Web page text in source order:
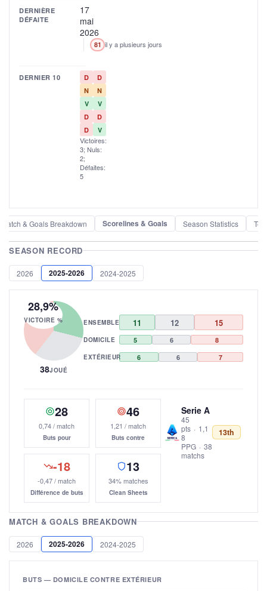
DERNIÈRE
DÉFAITE
17
mai
2026
81 il y a plusieurs jours
DERNIER 10 D
D
N
N
V
V
D
D
D
V
Victoires:
3; Nuls:
2;
Défaites:
5
Match & Goals Breakdown Scorelines & Goals Season Statistics
SEASON RECORD
2026 2025-2026 2024-2025
28,9%
VICTOIRE %
38JOUÉ
ENSEMBLE 11 12 15
DOMICILE 5 6 8
EXTÉRIEUR 6 6 7
28
0,74 / match
Buts pour
46
1,21 / match
Buts contre
-18
-0,47 / match
Différence de buts
13
34% matches
Clean Sheets
Serie A
45
pts · 1,1
8
PPG · 38
matchs
13th
MATCH & GOALS BREAKDOWN
2026 2025-2026 2024-2025
BUTS — DOMICILE CONTRE EXTÉRIEUR